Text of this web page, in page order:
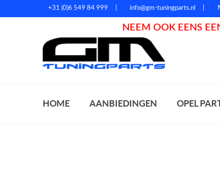
+31 (0)6 549 84 999 info@gm-tuningparts.nl
NEEM OOK EENS
HOME AANBIEDINGEN OPEL